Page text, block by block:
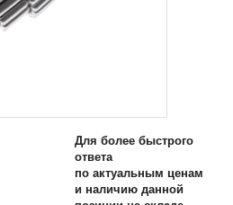
Для более быстрого
ответа
по актуальным ценам
и наличию данной